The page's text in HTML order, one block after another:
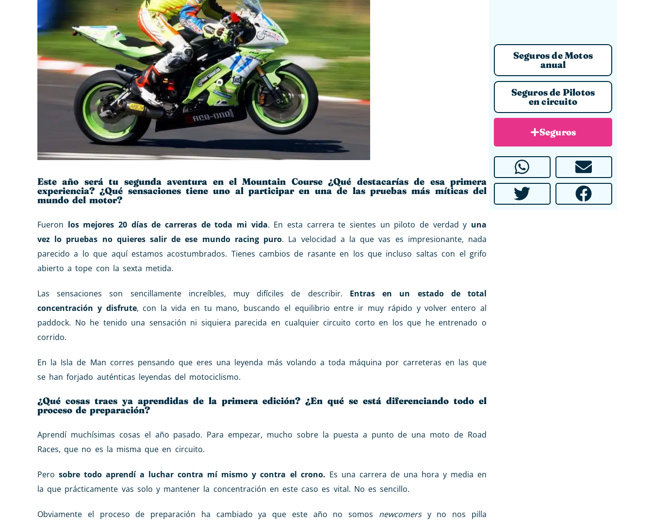
Este año será tu segunda aventura en el Mountain Course ¿Qué destacarías de esa primera
experiencia? ¿Qué sensaciones tiene uno al participar en una de las pruebas más míticas del
mundo del motor?
Fueron los mejores 20 días de carreras de toda mi vida. En esta carrera te sientes un piloto de verdad y una
vez lo pruebas no quieres salir de ese mundo racing puro. La velocidad a la que vas es impresionante, nada
parecido a lo que aquí estamos acostumbrados. Tienes cambios de rasante en los que incluso saltas con el grifo
abierto a tope con la sexta metida.
Las sensaciones son sencillamente increíbles, muy difíciles de describir. Entras en un estado de total
concentración y disfrute, con la vida en tu mano, buscando el equilibrio entre ir muy rápido y volver entero al
paddock. No he tenido una sensación ni siquiera parecida en cualquier circuito corto en los que he entrenado o
corrido.
En la Isla de Man corres pensando que eres una leyenda más volando a toda máquina por carreteras en las que
se han forjado auténticas leyendas del motociclismo.
¿Qué cosas traes ya aprendidas de la primera edición? ¿En qué se está diferenciando todo el
proceso de preparación?
Aprendí muchísimas cosas el año pasado. Para empezar, mucho sobre la puesta a punto de una moto de Road
Races, que no es la misma que en circuito.
Perosobre todo aprendí a luchar contra mí mismo y contra el crono. Es una carrera de una hora y media en
la que prácticamente vas solo y mantener la concentración en este caso es vital. No es sencillo.
Obviamente el proceso de preparación ha cambiado ya que este año no somos newcomersy no nos pilla
Seguros de Motos
anual
Seguros de Pilotos
en circuito
Seguros